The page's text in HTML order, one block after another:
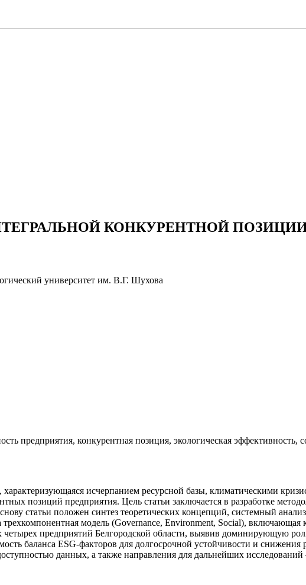
КОНКУРЕНТНОЙ
университет им. В.Г. Шухова
предприятия, конкурентная позиция, экологическая эффективность,
исчерпанием ресурсной базы, климатическими
позиций предприятия. Цель статьи заключается в разработке
статьи положен синтез теоретических концепций, системный
модель (Governance, Environment, Social), включающая
предприятий Белгородской области, выявив доминирующую
баланса ESG-факторов для долгосрочной устойчивости и
данных, а также направления для дальнейших